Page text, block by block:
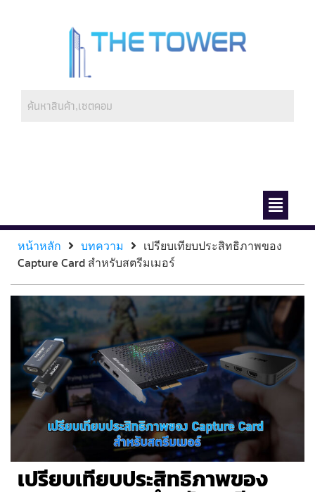
หน้าหลัก บทความ
เปรียบเทียบประสิทธิภาพของ
Capture Card สำหรับสตรีมเมอร์
เปรียบเทียบประสิทธิภาพของ